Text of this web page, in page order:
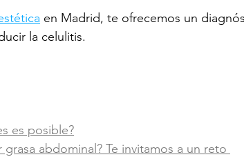
en Madrid, te ofrecemos un
la celulitis.
es posible?
abdominal? Te invitamos a un reto